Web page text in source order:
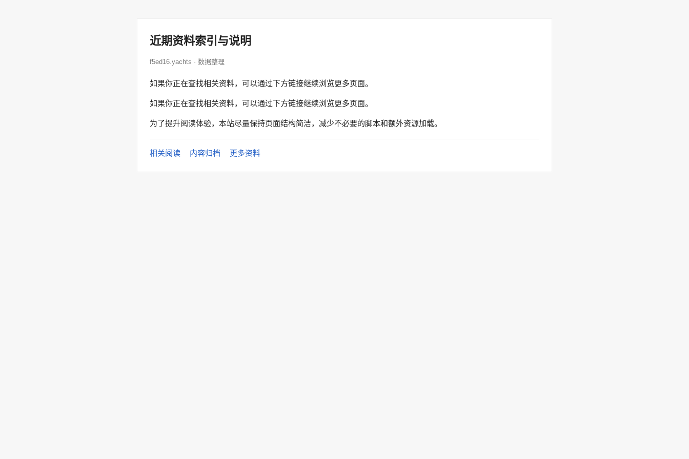
近期资料索引与说明
f5ed16.yachts · 数据整理
如果你正在查找相关资料，可以通过下方链接继续浏览更多页面。
如果你正在查找相关资料，可以通过下方链接继续浏览更多页面。
为了提升阅读体验，本站尽量保持页面结构简洁，减少不必要的脚本和额外资源加载。
相关阅读 内容归档 更多资料